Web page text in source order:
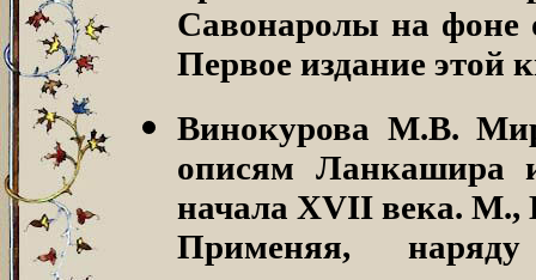
Савонаролы на фоне
Первое издание этой
Винокурова М.В.
описям Ланкашира
начала XVII века. М.,
Применяя,